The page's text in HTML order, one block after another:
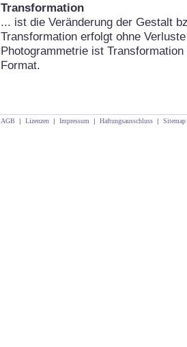
Transformation
... ist die Veränderung der Gestalt
Transformation erfolgt ohne
Photogrammetrie ist
Format.
AGB | Lizenzen | Impressum | Haftungsausschluss | Sitemap